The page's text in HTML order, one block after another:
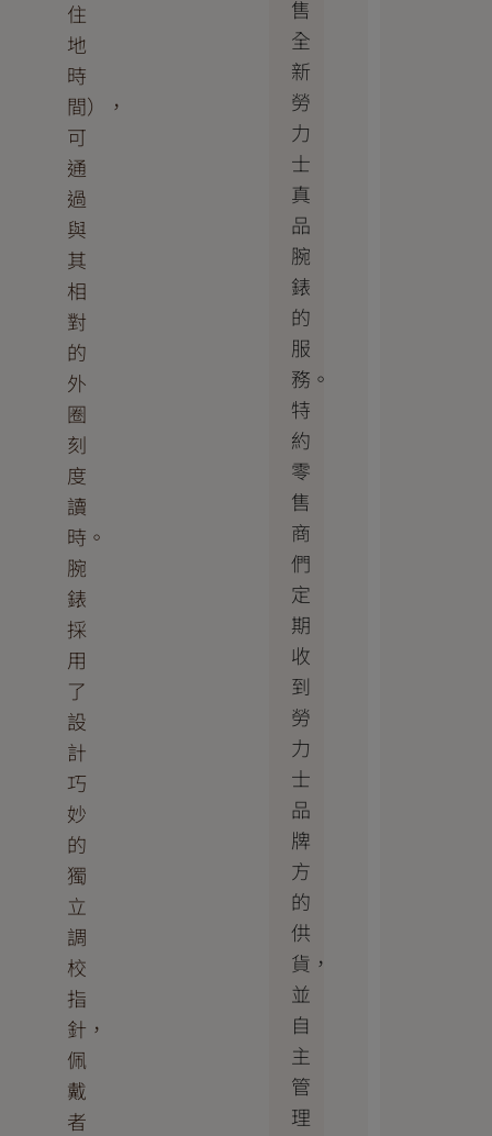
住
地
時
間），
可
通
過
與
其
相
對
的
外
圈
刻
度
讀
時。
腕
錶
採
用
了
設
計
巧
妙
的
獨
立
調
校
指
針，
佩
戴
者
售
全
新
勞
力
士
真
品
腕
錶
的
服
務。
特
約
零
售
商
們
定
期
收
到
勞
力
士
品
牌
方
的
供
貨，
並
自
主
管
理